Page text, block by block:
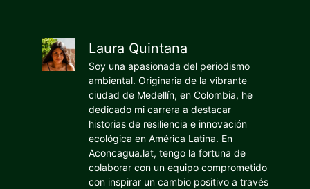
Laura Quintana
Soy una apasionada del periodismo
ambiental. Originaria de la vibrante
ciudad de Medellín, en Colombia, he
dedicado mi carrera a destacar
historias de resiliencia e innovación
ecológica en América Latina. En
Aconcagua.lat, tengo la fortuna de
colaborar con un equipo comprometido
con inspirar un cambio positivo a través